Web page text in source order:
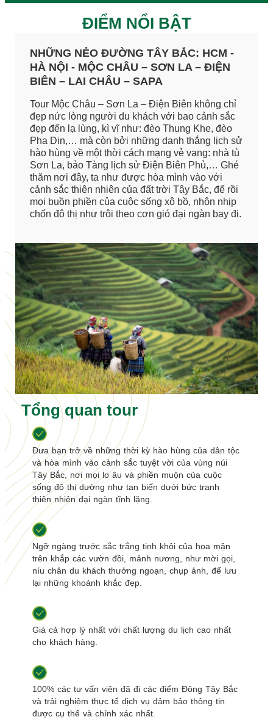
ĐIỂM NỔI BẬT
NHỮNG NẺO ĐƯỜNG TÂY BẮC: HCM -
HÀ NỘI - MỘC CHÂU – SƠN LA – ĐIỆN
BIÊN – LAI CHÂU – SAPA
Tour Mộc Châu – Sơn La – Điện Biên không chỉ
đẹp nức lòng người du khách với bao cảnh sắc
đẹp đến lạ lùng, kì vĩ như: đèo Thung Khe, đèo
Pha Din,… mà còn bởi những danh thắng lịch sử
hào hùng về một thời cách mạng vẻ vang: nhà tù
Sơn La, bảo Tàng lịch sử Điện Biên Phủ,… Ghé
thăm nơi đây, ta như được hòa mình vào với
cảnh sắc thiên nhiên của đất trời Tây Bắc, để rồi
mọi buồn phiền của cuộc sống xô bồ, nhộn nhịp
chốn đô thị như trôi theo cơn gió đại ngàn bay đi.
Tổng quan tour
Đưa bạn trở về những thời kỳ hào hùng của dân tộc
và hòa mình vào cảnh sắc tuyệt vời của vùng núi
Tây Bắc, nơi mọi lo âu và phiền muộn của cuộc
sống đô thị dường như tan biến dưới bức tranh
thiên nhiên đại ngàn tĩnh lặng.
Ngỡ ngàng trước sắc trắng tinh khôi của hoa mận
trên khắp các vườn đồi, mảnh nương, như mời gọi,
níu chân du khách thưởng ngoạn, chụp ảnh, để lưu
lại những khoảnh khắc đẹp.
Giá cả hợp lý nhất với chất lượng du lịch cao nhất
cho khách hàng.
100% các tư vấn viên đã đi các điểm Đông Tây Bắc
và trải nghiệm thực tế dịch vụ đảm bảo thông tin
được cụ thể và chính xác nhất.